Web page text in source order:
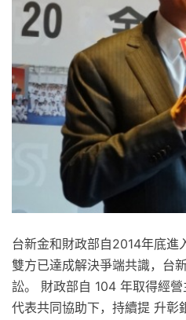
台新金和財政部自2014年底進
雙方已達成解決爭端共識，台
訟。 財政部自 104 年取得經
代表共同協助下，持續提 升